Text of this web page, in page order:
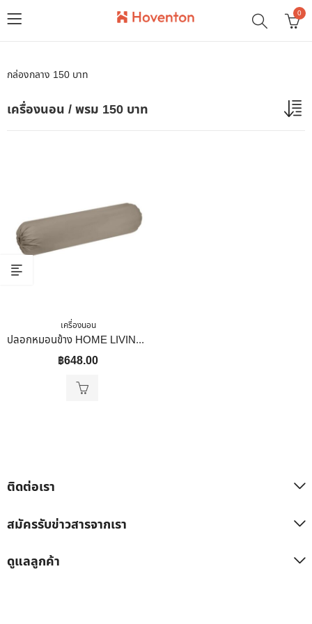
0
กล่องกลาง 150 บาท
เครื่องนอน / พรม 150 บาท
เครื่องนอน
ปลอกหมอนข้าง HOME LIVING STYLE COTTON SATEEN II สี BROWN
฿648.00
ติดต่อเรา
สมัครรับข่าวสารจากเรา
ดูแลลูกค้า